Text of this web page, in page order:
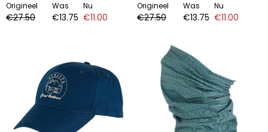
Origineel
€27.50
Was
€13.75
Nu
€11.00
Origineel
€27.50
Was
€13.75
Nu
€11.00